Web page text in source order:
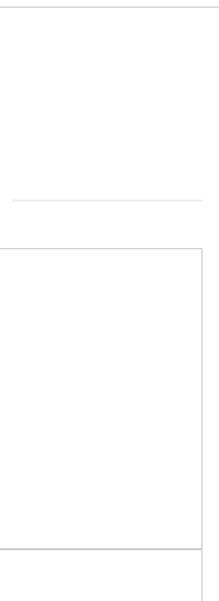
三方，包括集团内的公